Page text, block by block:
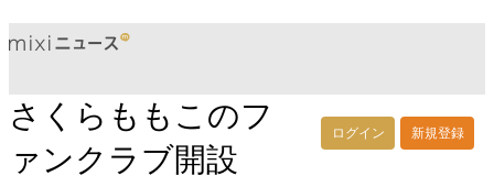
ログイン 新規登録
さくらももこのフ
ァンクラブ開設